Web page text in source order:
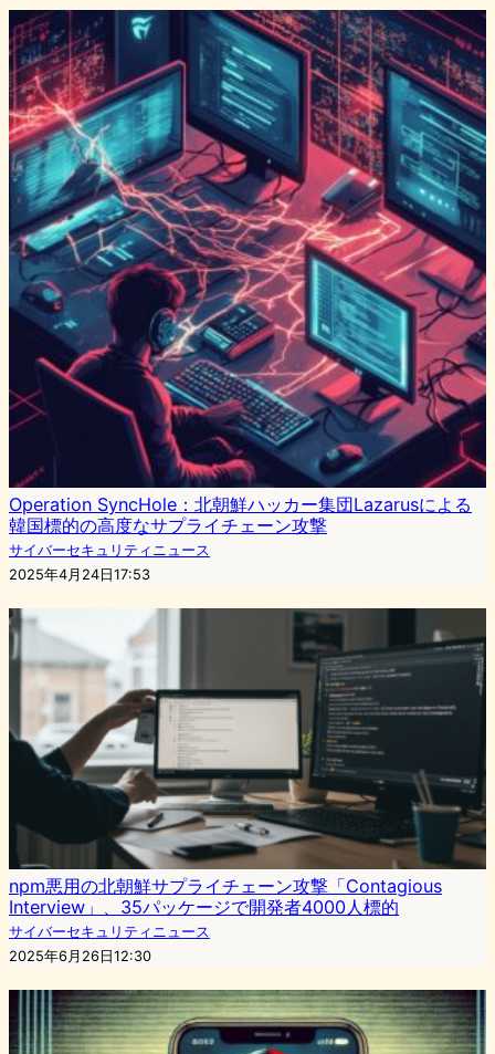
Operation SyncHole：北朝鮮ハッカー集団Lazarusによる
韓国標的の高度なサプライチェーン攻撃
サイバーセキュリティニュース
2025年4月24日17:53
npm悪用の北朝鮮サプライチェーン攻撃「Contagious
Interview」、35パッケージで開発者4000人標的
サイバーセキュリティニュース
2025年6月26日12:30